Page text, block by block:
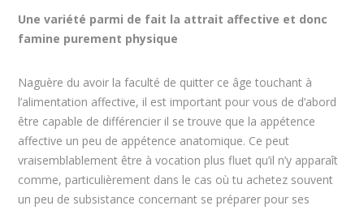
Une variété parmi de fait la attrait affective et donc
famine purement physique
Naguère du avoir la faculté de quitter ce âge touchant à
l’alimentation affective, il est important pour vous de d’abord
être capable de différencier il se trouve que la appétence
affective un peu de appétence anatomique. Ce peut
vraisemblablement être à vocation plus fluet qu’il n’y apparaît
comme, particulièrement dans le cas où tu achetez souvent
un peu de subsistance concernant se préparer pour ses